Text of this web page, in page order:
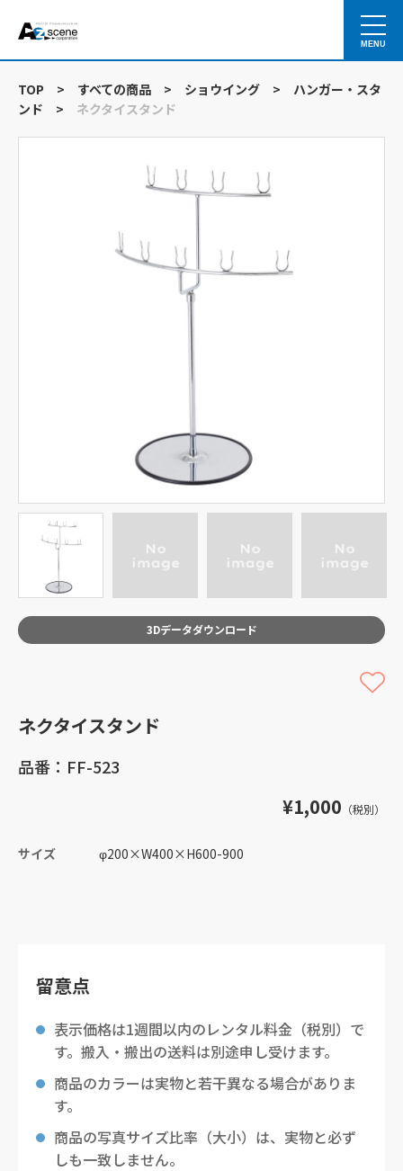
MENU
TOP > すべての商品 > ショウイング >
ハンガー・スタ
ンド
> ネクタイスタンド
3Dデータダウンロード
ネクタイスタンド
品番：FF-523
¥1,000 （税別）
サイズ φ200×W400×H600-900
留意点
表示価格は1週間以内のレンタル料金（税別）で
す。搬入・搬出の送料は別途申し受けます。
商品のカラーは実物と若干異なる場合がありま
す。
商品の写真サイズ比率（大小）は、実物と必ず
しも一致しません。